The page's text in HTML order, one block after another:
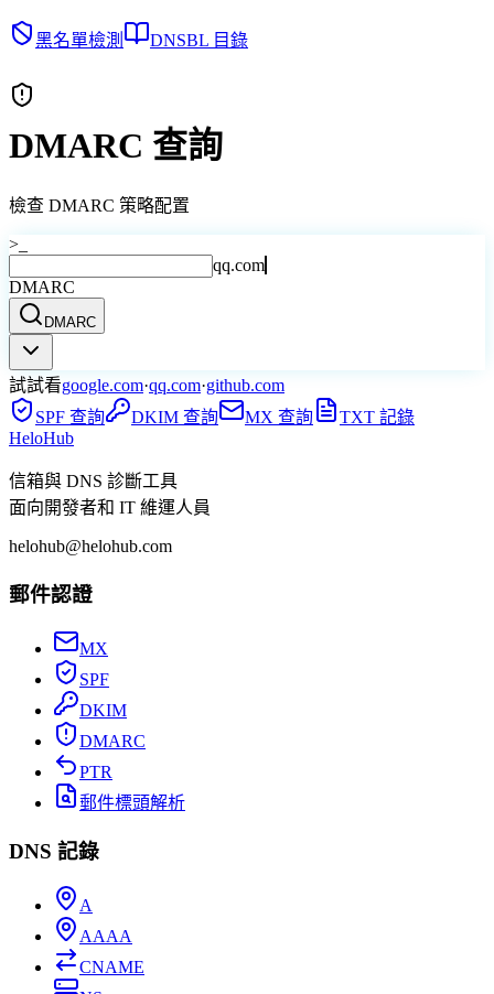
黑名單檢測 DNSBL 目錄
DMARC 查詢
檢查 DMARC 策略配置
>_
qq.com
DMARC
DMARC
試試看google.com·qq.com·github.com
SPF 查詢
DKIM 查詢 MX 查詢
TXT 記錄
HeloHub
信箱與 DNS 診斷工具
面向開發者和 IT 維運人員
helohub@helohub.com
郵件認證
MX
SPF
DKIM
DMARC
PTR
郵件標頭解析
DNS 記錄
A
AAAA
CNAME